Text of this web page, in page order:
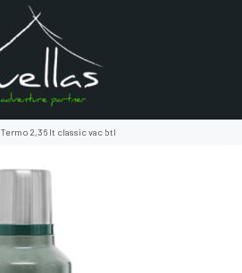
Termo 2,36 lt classic vac btl